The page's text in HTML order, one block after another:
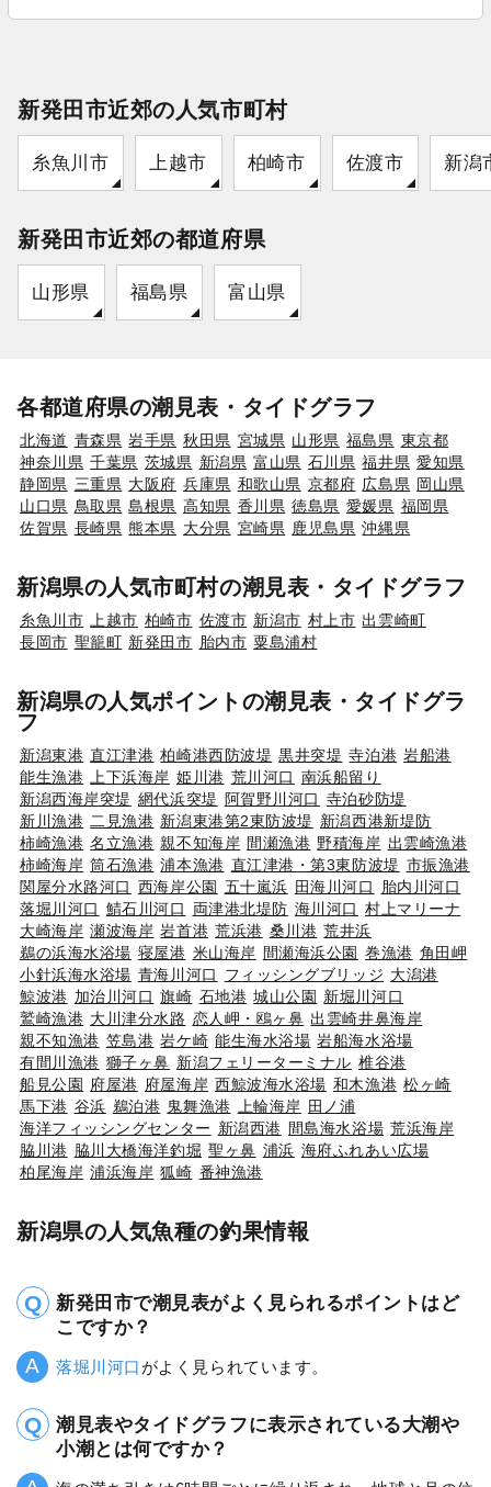
新発田市近郊の人気市町村
糸魚川市 上越市 柏崎市 佐渡市 新潟
新発田市近郊の都道府県
山形県 福島県 富山県
各都道府県の潮見表・タイドグラフ
北海道 青森県 岩手県 秋田県 宮城県 山形県 福島県 東京都
神奈川県 千葉県 茨城県 新潟県 富山県 石川県 福井県 愛知県
静岡県 三重県 大阪府 兵庫県 和歌山県 京都府 広島県 岡山県
山口県 鳥取県 島根県 高知県 香川県 徳島県 愛媛県 福岡県
佐賀県 長崎県 熊本県 大分県 宮崎県 鹿児島県 沖縄県
新潟県の人気市町村の潮見表・タイドグラフ
糸魚川市 上越市 柏崎市 佐渡市 新潟市 村上市 出雲崎町
長岡市 聖籠町 新発田市 胎内市 粟島浦村
新潟県の人気ポイントの潮見表・タイドグラ
フ
新潟東港 直江津港 柏崎港西防波堤 黒井突堤 寺泊港 岩船港
能生漁港
上下浜海岸 姫川港 荒川河口 南浜船留り
新潟西海岸突堤 網代浜突堤 阿賀野川河口 寺泊砂防堤
新川漁港 二見漁港 新潟東港第2東防波堤 新潟西港新堤防
柿崎漁港 名立漁港 親不知海岸 間瀬漁港 野積海岸 出雲崎漁港
柿崎海岸 筒石漁港 浦本漁港 直江津港・第3東防波堤 市振漁港
関屋分水路河口 西海岸公園 五十嵐浜 田海川河口
胎内川河口
落堀川河口 鯖石川河口 両津港北堤防 海川河口 村上マリーナ
大崎海岸 瀬波海岸 岩首港 荒浜港 桑川港 荒井浜
鵜の浜海水浴場 寝屋港 米山海岸 間瀬海浜公園 巻漁港 角田岬
小針浜海水浴場 青海川河口 フィッシングブリッジ 大潟港
鯨波港 加治川河口 旗崎 石地港 城山公園 新堀川河口
鷲崎漁港 大川津分水路 恋人岬・鴎ヶ鼻 出雲崎井鼻海岸
親不知漁港 笠島港 岩ケ崎 能生海水浴場 岩船海水浴場
有間川漁港 獅子ヶ鼻 新潟フェリーターミナル 椎谷港
船見公園 府屋港 府屋海岸 西鯨波海水浴場 和木漁港 松ヶ崎
馬下港 谷浜 鵜泊港 鬼舞漁港 上輪海岸 田ノ浦
海洋フィッシングセンター 新潟西港 間島海水浴場 荒浜海岸
脇川港 脇川大橋海洋釣堀 聖ヶ鼻 浦浜 海府ふれあい広場
柏尾海岸 浦浜海岸 狐崎 番神漁港
新潟県の人気魚種の釣果情報
新発田市で潮見表がよく見られるポイントはど
こですか？
落堀川河口 がよく見られています。
潮見表やタイドグラフに表示されている大潮や
小潮とは何ですか？